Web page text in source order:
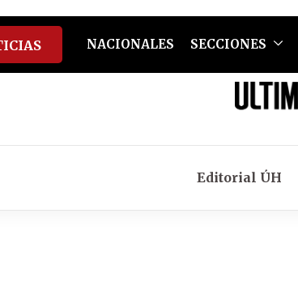
NACIONALES SECCIONES
Editorial ÚH